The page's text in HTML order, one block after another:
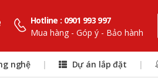
Hotline : 0901 993 997
Mua hàng - Góp ý - Bảo hành
nghệ | Dự án lắp đặt |